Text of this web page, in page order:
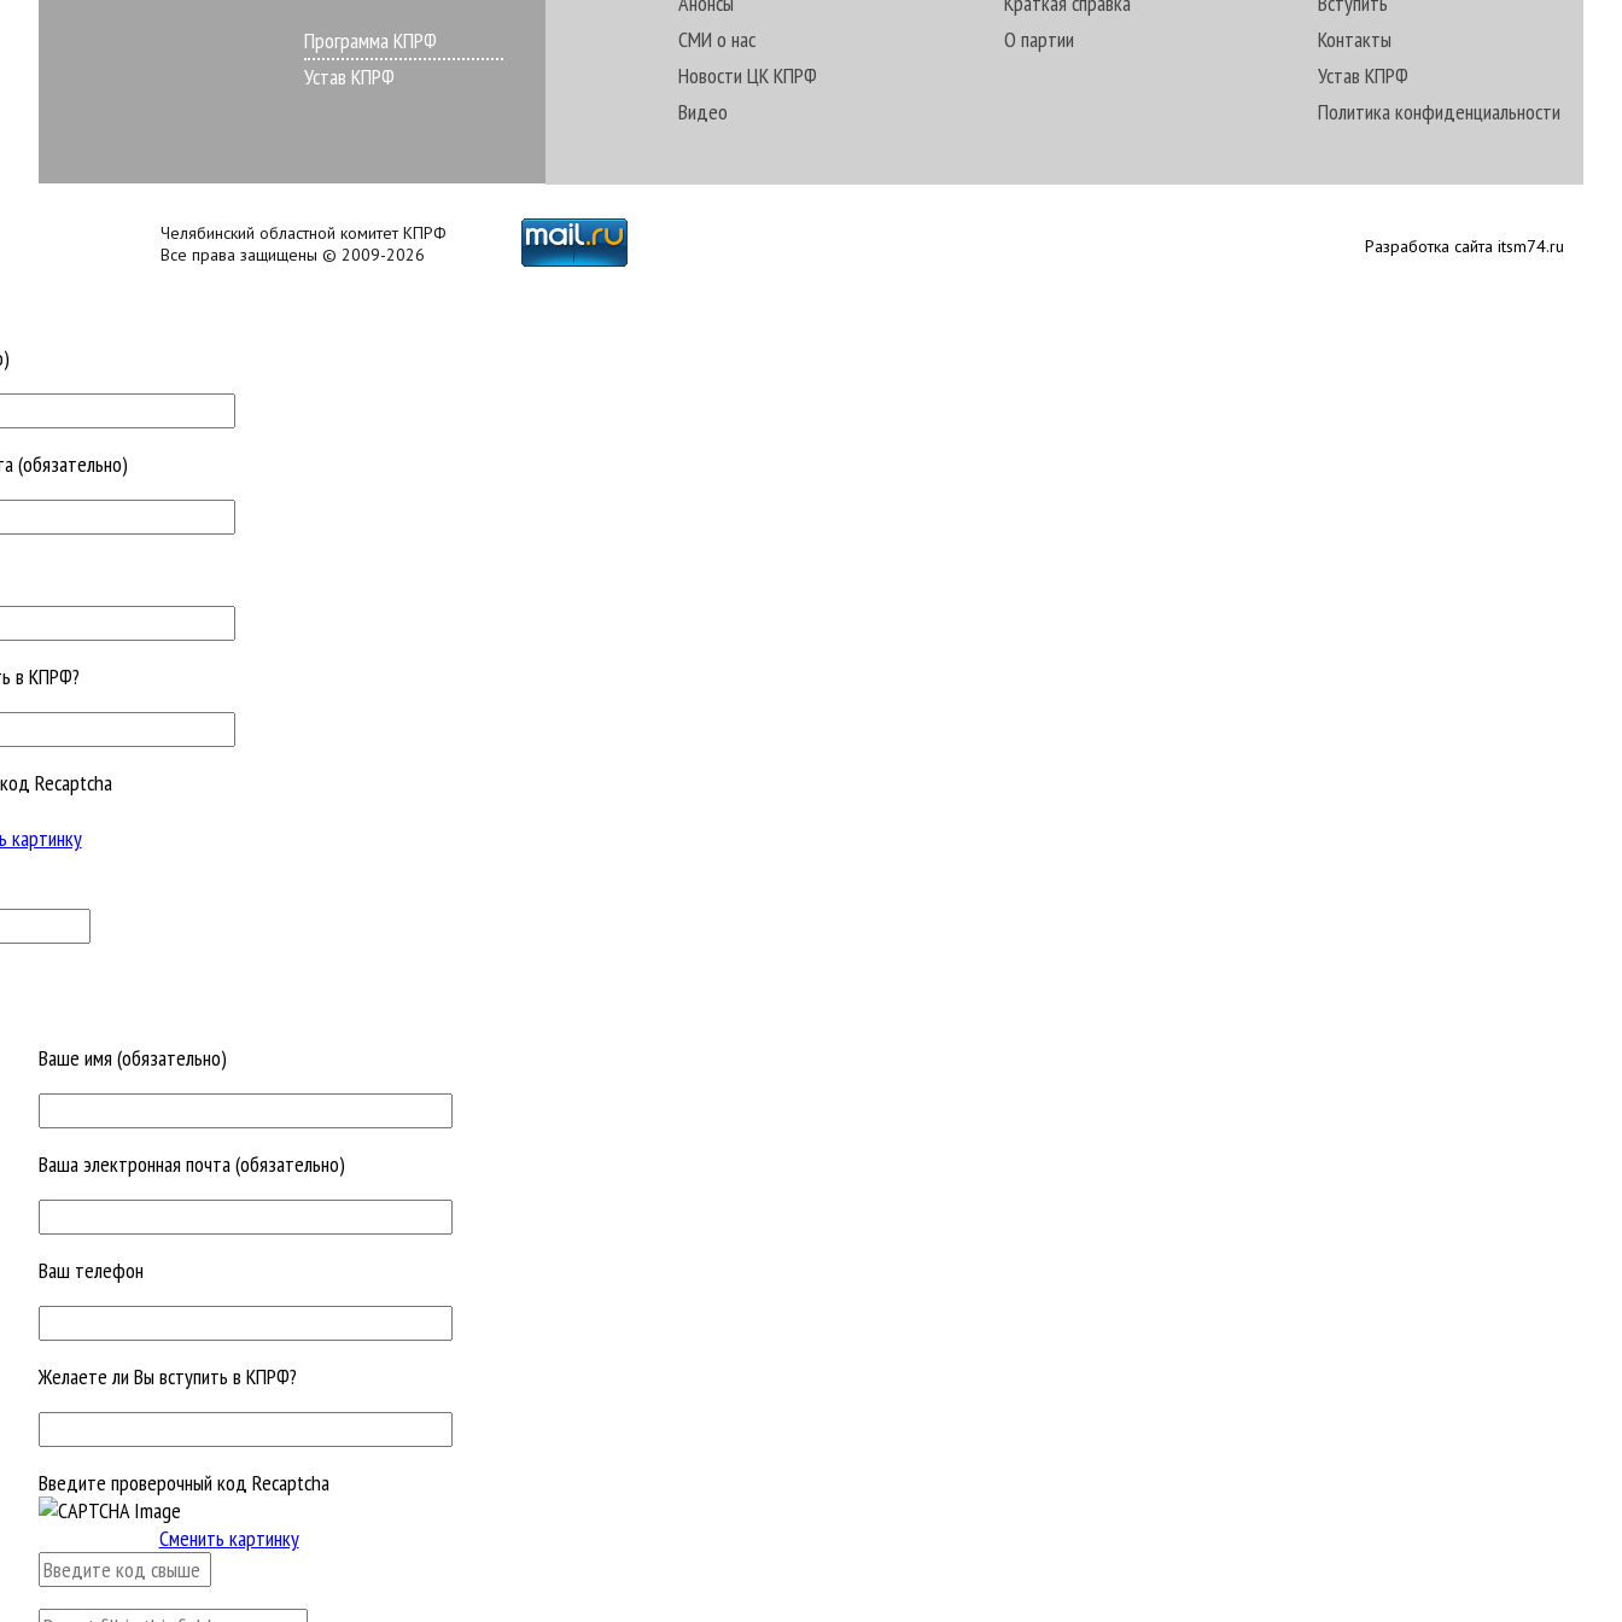
Программа КПРФ
Устав КПРФ
СМИ о нас
Новости ЦК КПРФ
Видео
О партии
Контакты
Устав КПРФ
Политика конфиденциальности
Челябинский областной комитет КПРФ
Все права защищены © 2009-2026
Разработка сайта itsm74.ru
(обязательно)
в КПРФ?
Recaptcha
картинку
Ваше имя (обязательно)
Ваша электронная почта (обязательно)
Ваш телефон
Желаете ли Вы вступить в КПРФ?
Введите проверочный код Recaptcha
Сменить картинку